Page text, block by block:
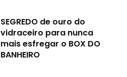
SEGREDO de ouro do
vidraceiro para nunca
mais esfregar o BOX DO
BANHEIRO